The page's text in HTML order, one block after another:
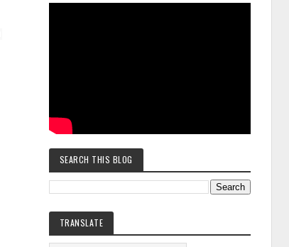
SEARCH THIS BLOG
TRANSLATE